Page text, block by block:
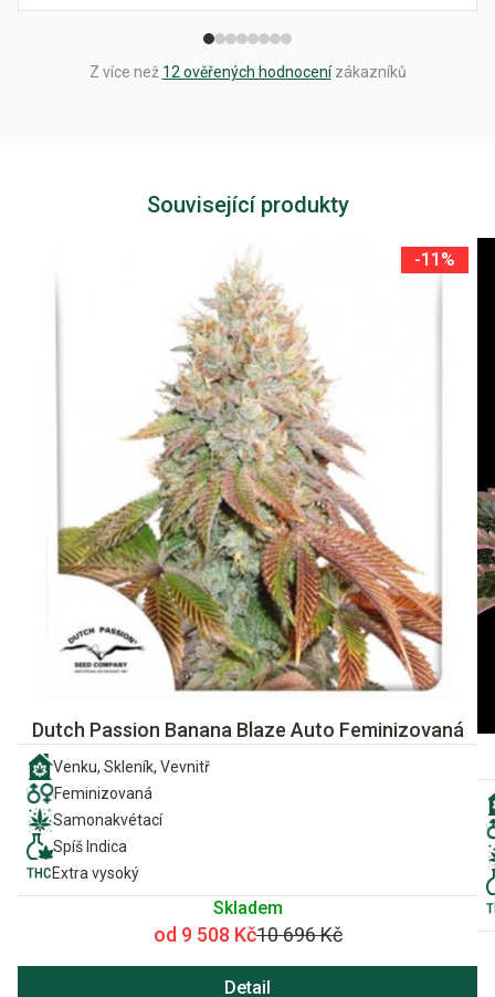
Z více než 12 ověřených hodnocenízákazníků
Související produkty
-11%
Dutch Passion Banana Blaze Auto Feminizovaná
Venku, Skleník, Vevnitř
Feminizovaná
Samonakvétací
Spíš Indica
Extra vysoký
Skladem
od 9 508 Kč10 696 Kč
Detail